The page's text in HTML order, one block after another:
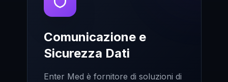
Comunicazione e
Sicurezza Dati
Enter Med è fornitore di soluzioni di